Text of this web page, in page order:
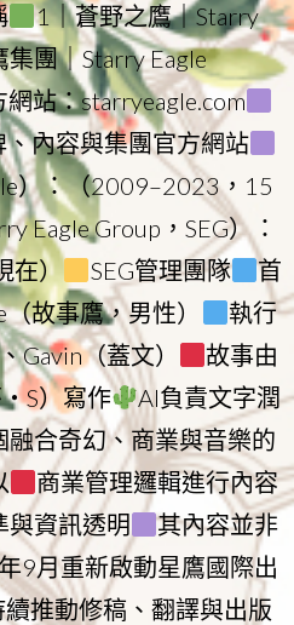
1｜蒼野之鷹｜Starry
集團｜Starry Eagle
網站：starryeagle.com
、內容與集團官方網站
）：（2009–2023，15
Eagle Group，SEG）：
在）
SEG管理團隊
首
故事鷹，男性）
執行
Gavin（蓋文）
故事由
S）寫作
AI負責文字潤
融合奇幻、商業與音樂的
商業管理邏輯進行內容
資訊透明
其內容並非
9月重新啟動星鷹國際出
續推動修稿、翻譯與出版